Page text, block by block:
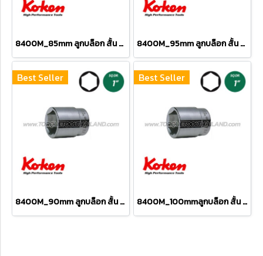
8400M_85mm ลูกบล็อก สั้น 6P (SQ.DR 1") Hand Sockets 8400M_95mm ลูกบล็อก สั้น 6P (SQ.DR 1") Hand Sockets
Best Seller
8400M_90mm ลูกบล็อก สั้น 6P (SQ.DR 1") Hand Sockets
Best Seller
8400M_100mmลูกบล็อก สั้น 6P (SQ.DR 1") Hand Sockets